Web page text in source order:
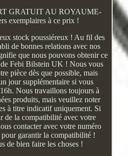
GRATUIT AU ROYAUME-
exemplaires à ce prix !
stock poussiéreux ! Au fil des
de bonnes relations avec nos
que nous pouvons obtenir ce
Febi Bilstein UK ! Nous vous
pièce dès que possible, mais
jour supplémentaire si vous
Nous travaillons toujours à
produits, mais veuillez noter
à titre indicatif uniquement. Si
de la compatibilité avec votre
contacter avec votre numéro
garantir la compatibilité !
de bien faire les choses !